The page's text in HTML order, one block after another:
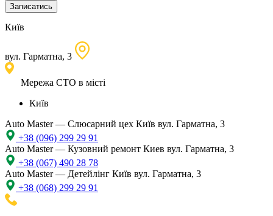
Записатись
Київ
вул. Гарматна, 3
Мережа СТО в місті
Київ
Auto Master — Слюсарний цех Київ вул. Гарматна, 3
+38 (096) 299 29 91
Auto Master — Кузовний ремонт Киев вул. Гарматна, 3
+38 (067) 490 28 78
Auto Master — Детейлінг Київ вул. Гарматна, 3
+38 (068) 299 29 91